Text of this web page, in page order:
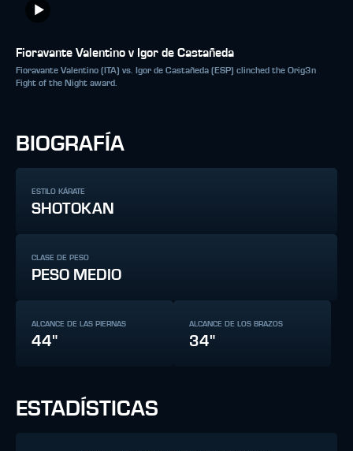
Fioravante Valentino v Igor de Castañeda
Fioravante Valentino (ITA) vs. Igor de Castañeda (ESP) clinched the Orig3n
Fight of the Night award.
BIOGRAFÍA
ESTILO KÁRATE
SHOTOKAN
CLASE DE PESO
PESO MEDIO
ALCANCE DE LAS PIERNAS
44"
ALCANCE DE LOS BRAZOS
34"
ESTADÍSTICAS